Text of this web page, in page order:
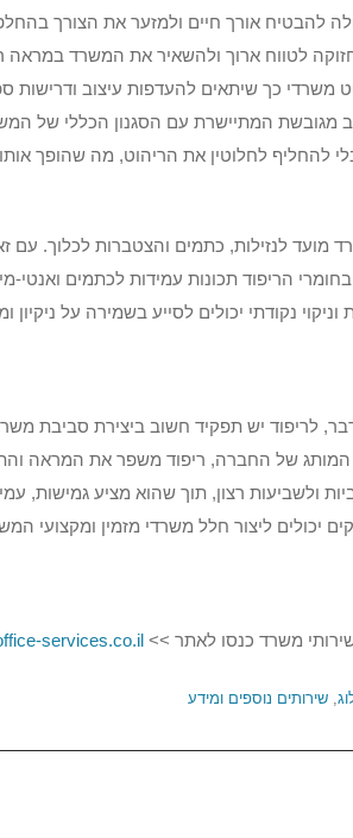
להבטיח אורך חיים ולמזער את הצורך
לטווח ארוך ולהשאיר את המשרד במראה
משרדי כך שיתאים להעדפות עיצוב ודרישות
מגובשת המתיישרת עם הסגנון הכללי של
להחליף לחלוטין את הריהוט, מה שהופך
מועד לנזילות, כתמים והצטברות לכלוך. עם
הריפוד תכונות עמידות לכתמים ואנטי-
נקודתי יכולים לסייע בשמירה על
לריפוד יש תפקיד חשוב ביצירת סביבת
של החברה, ריפוד משפר את המראה
ולשביעות רצון, תוך שהוא מציע
יכולים ליצור חלל משרדי מזמין ומקצועי
משרד כנסו לאתר >> services.co.il/
, שירותים נוספים ומידע